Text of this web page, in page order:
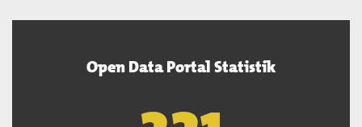
Open Data Portal Statistik